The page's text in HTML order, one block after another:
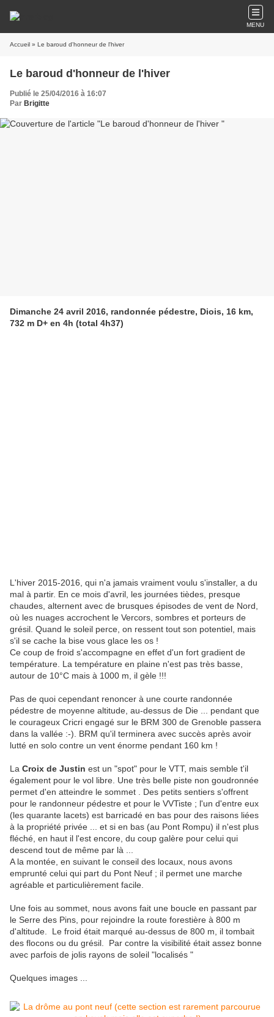
MENU
Accueil » Le baroud d'honneur de l'hiver
Le baroud d'honneur de l'hiver
Publié le 25/04/2016 à 16:07
Par Brigitte
Dimanche 24 avril 2016, randonnée pédestre, Diois, 16 km,
732 m D+ en 4h (total 4h37)
L'hiver 2015-2016, qui n'a jamais vraiment voulu s'installer, a du
mal à partir. En ce mois d'avril, les journées tièdes, presque
chaudes, alternent avec de brusques épisodes de vent de Nord,
où les nuages accrochent le Vercors, sombres et porteurs de
grésil. Quand le soleil perce, on ressent tout son potentiel, mais
s'il se cache la bise vous glace les os !
Ce coup de froid s'accompagne en effet d'un fort gradient de
température. La température en plaine n'est pas très basse,
autour de 10°C mais à 1000 m, il gèle !!!
Pas de quoi cependant renoncer à une courte randonnée
pédestre de moyenne altitude, au-dessus de Die ... pendant que
le courageux Cricri engagé sur le BRM 300 de Grenoble passera
dans la vallée :-). BRM qu'il terminera avec succès après avoir
lutté en solo contre un vent énorme pendant 160 km !
La Croix de Justin est un "spot" pour le VTT, mais semble t'il
également pour le vol libre. Une très belle piste non goudronnée
permet d'en atteindre le sommet . Des petits sentiers s'offrent
pour le randonneur pédestre et pour le VVTiste ; l'un d'entre eux
(les quarante lacets) est barricadé en bas pour des raisons liées
à la propriété privée ... et si en bas (au Pont Rompu) il n'est plus
fléché, en haut il l'est encore, du coup galère pour celui qui
descend tout de même par là ...
A la montée, en suivant le conseil des locaux, nous avons
emprunté celui qui part du Pont Neuf ; il permet une marche
agréable et particulièrement facile.
Une fois au sommet, nous avons fait une boucle en passant par
le Serre des Pins, pour rejoindre la route forestière à 800 m
d'altitude. Le froid était marqué au-dessus de 800 m, il tombait
des flocons ou du grésil. Par contre la visibilité était assez bonne
avec parfois de jolis rayons de soleil "localisés "
Quelques images ...